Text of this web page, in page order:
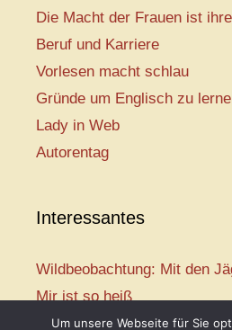
Die Macht der Frauen ist
Beruf und Karriere
Vorlesen macht schlau
Gründe um Englisch zu
Lady in Web
Autorentag
Interessantes
Wildbeobachtung: Mit den
Mir ist so heiß
Mission:
Um unsere Webseite für Sie